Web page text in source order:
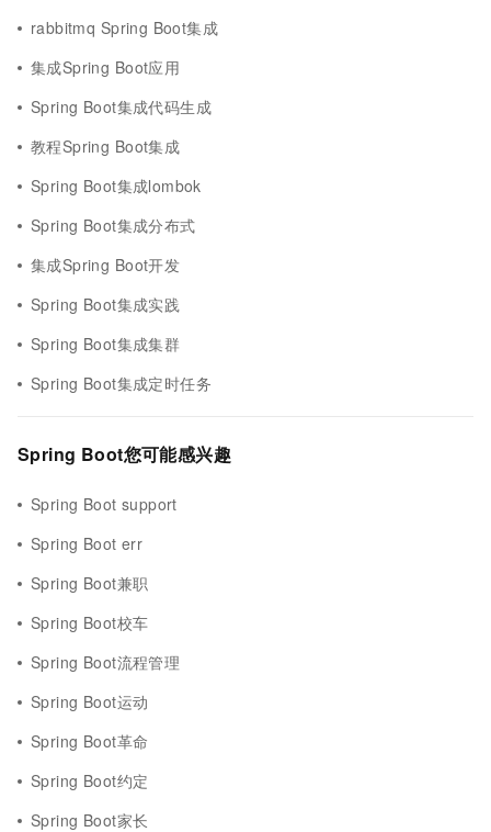
rabbitmq Spring Boot集成
集成Spring Boot应用
Spring Boot集成代码生成
教程Spring Boot集成
Spring Boot集成lombok
Spring Boot集成分布式
集成Spring Boot开发
Spring Boot集成实践
Spring Boot集成集群
Spring Boot集成定时任务
Spring Boot您可能感兴趣
Spring Boot support
Spring Boot err
Spring Boot兼职
Spring Boot校车
Spring Boot流程管理
Spring Boot运动
Spring Boot革命
Spring Boot约定
Spring Boot家长